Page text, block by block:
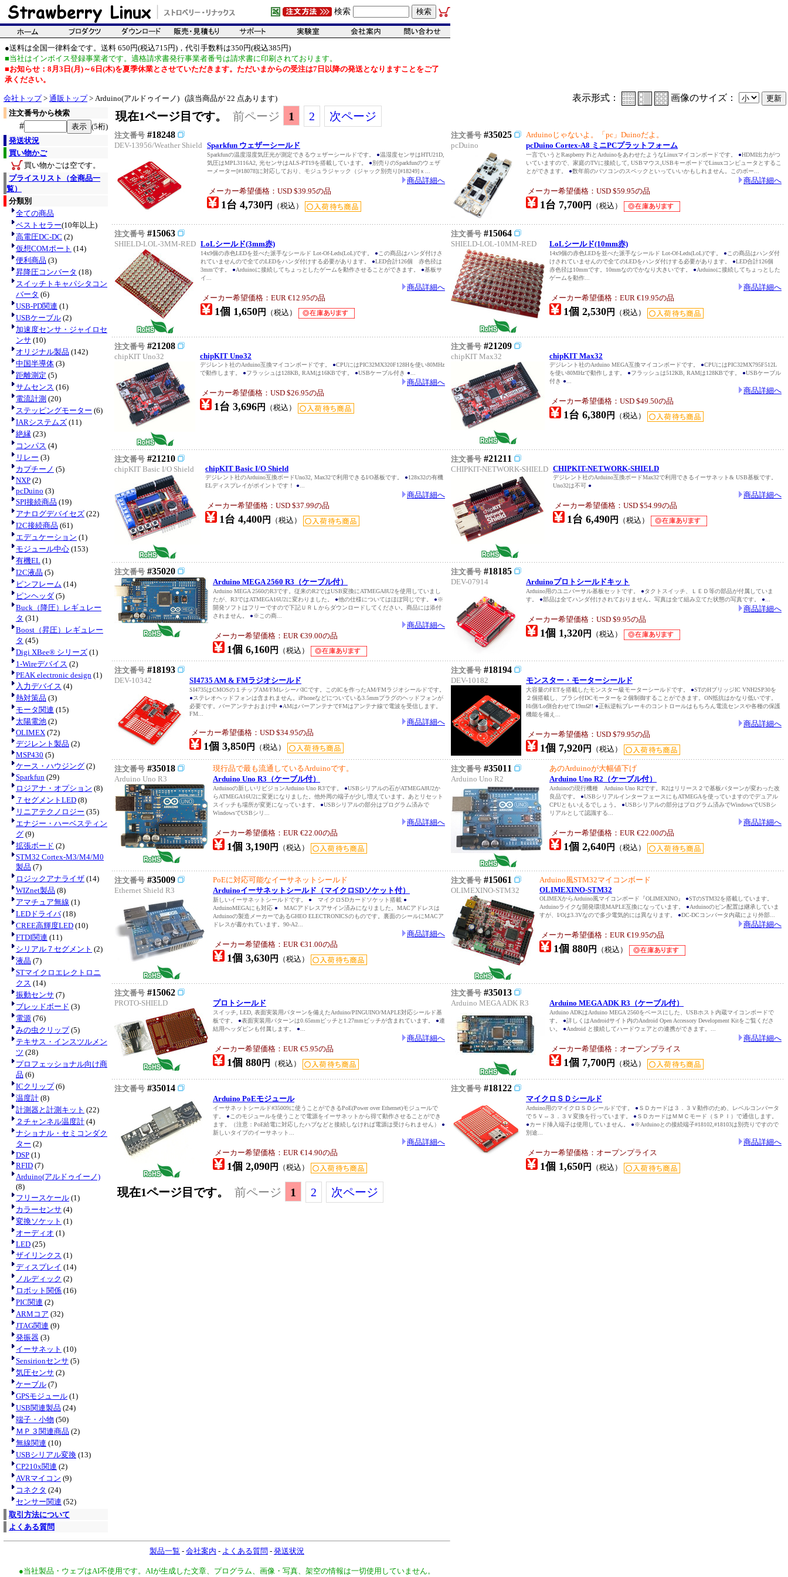
検索
●送料は全国一律料金です。送料 650円(税込715円)，代引手数料は350円(税込385円)
■当社はインボイス登録事業者です。適格請求書発行事業者番号は請求書に印刷されております。
■お知らせ：8月3日(月)～6日(木)を夏季休業とさせていただきます。ただいまからの受注は7日以降の発送となりますことをご了
承ください。
会社トップ> 通販トップ> Arduino(アルドゥイーノ) (該当商品が 22 点あります) 表示形式： 画像のサイズ：
注文番号から検索
#
(5桁)
発送状況
買い物かご
買い物かごは空です。
プライスリスト（全商品一
覧）
分類別
全ての商品
ベストセラー(10年以上)
高電圧DC-DC (2)
仮想COMポート (14)
便利商品 (3)
昇降圧コンバータ (18)
スイッチトキャパシタコン
バータ (6)
USB-PD関連 (1)
USBケーブル (2)
加速度センサ・ジャイロセ
ンサ (10)
オリジナル製品 (142)
中国半導体 (3)
距離測定 (5)
サムセンス (16)
電流計測 (20)
ステッピングモーター (6)
IARシステムズ (11)
絶縁 (23)
コンパス (4)
リレー (3)
カプチーノ (5)
NXP (2)
pcDuino (3)
SPI接続商品 (19)
アナログデバイセズ (22)
I2C接続商品 (61)
エデュケーション (1)
モジュール中心 (153)
有機EL (1)
I2C液晶 (5)
ピンフレーム (14)
ピンヘッダ (5)
Buck（降圧）レギュレー
タ (31)
Boost（昇圧）レギュレー
タ (45)
Digi XBee® シリーズ (1)
1-Wireデバイス (2)
PEAK electronic design (1)
入力デバイス (4)
熱対策品 (3)
モータ関連 (15)
太陽電池 (2)
OLIMEX (72)
デジレント製品 (2)
MSP430 (5)
ケース・ハウジング (2)
Sparkfun (29)
ロジアナ・オプション (8)
７セグメントLED (8)
リニアテクノロジー (35)
エナジー・ハーベスティン
グ (9)
拡張ボード (2)
STM32 Cortex-M3/M4/M0
製品 (7)
ロジックアナライザ (14)
WIZnet製品 (8)
アマチュア無線 (1)
LEDドライバ(18)
CREE高輝度LED (10)
FTDI関連 (11)
シリアル７セグメント (2)
液晶 (7)
STマイクロエレクトロニ
クス (14)
振動センサ (7)
ブレッドボード (3)
電源 (76)
みの虫クリップ(5)
テキサス・インスツルメン
ツ (28)
プロフェッショナル向け商
品 (6)
ICクリップ(6)
温度計 (8)
計測器と計測キット (22)
２チャンネル温度計 (4)
ナショナル・セミコンダク
ター (2)
DSP (1)
RFID (7)
Arduino(アルドゥイーノ)
(8)
フリースケール (1)
カラーセンサ (4)
変換ソケット (1)
オーディオ (1)
LED (25)
ザイリンクス (1)
ディスプレイ (14)
ノルディック (2)
ロボット関係 (16)
PIC関連 (2)
ARMコア (32)
JTAG関連 (9)
発振器 (3)
イーサネット (10)
Sensirionセンサ (5)
気圧センサ (2)
ケーブル (7)
GPSモジュール (1)
USB関連製品 (24)
端子・小物 (50)
ＭＰ３関連商品 (2)
無線関連 (10)
USBシリアル変換 (13)
CP210x関連 (2)
AVRマイコン (9)
コネクタ (24)
センサー関連 (52)
取引方法について
よくある質問
現在1ページ目です。 前ページ 1 2 次ページ
注文番号 #18248
DEV-13956/Weather Shield Sparkfun ウェザーシールド
Sparkfunの温度湿度気圧光が測定できるウェザーシールドです。 ●温湿度センサはHTU21D,
気圧はMPL3116A2, 光センサはALS-PT19を搭載しています。 ●別売りのSparkfunのウェザ
ーメーター[#18078]に対応しており、モジュラジャック（ジャック別売り[#18249]ｘ...
商品詳細へ
メーカー希望価格：USD $39.95の品
1台 4,730円 （税込）
注文番号 #35025
pcDuino
Arduinoじゃないよ。「pc」Duinoだよ。
pcDuino Cortex-A8 ミニPCプラットフォーム
一言でいうとRaspberry PiとArduinoをあわせたようなLinuxマイコンボードです。 ●HDMI出力がつ
いていますので、家庭のTVに接続して, USBマウス,USBキーボードでLinuxコンピュータとするこ
とができます。 ●数年前のパソコンのスペックといっていいかもしれません。このボー...
商品詳細へ
メーカー希望価格：USD $59.95の品
1台 7,700円 （税込）
注文番号 #15063
SHIELD-LOL-3MM-RED LoLシールド(3mm赤)
14x9個の赤色LEDを並べた派手なシールド Lot-Of-Leds(LoL)です。 ● この商品はハンダ付けさ
れていませんので全てのLEDをハンダ付けする必要があります。 ●LED合計126個 赤色径は
3mmです。 ●Arduinoに接続してちょっとしたゲームを動作させることができます。 ●基板サ
イ...
商品詳細へ
メーカー希望価格：EUR €12.95の品
1個 1,650円 （税込）
注文番号 #15064
SHIELD-LOL-10MM-RED LoLシールド(10mm赤)
14x9個の赤色LEDを並べた派手なシールド Lot-Of-Leds(LoL)です。 ● この商品はハンダ付
けされていませんので全てのLEDをハンダ付けする必要があります。 ●LED合計126個
赤色径は10mmです。10mmなのでかなり大きいです。 ●Arduinoに接続してちょっとした
ゲームを動作...
商品詳細へ
メーカー希望価格：EUR €19.95の品
1個 2,530円 （税込）
注文番号 #21208
chipKIT Uno32 chipKIT Uno32
デジレント社のArduino互換マイコンボードです。 ●CPUにはPIC32MX320F128Hを使い80MHz
で動作します。 ●フラッシュは128KB, RAMは16KBです。 ●USBケーブル付き ●
商品詳細へ
メーカー希望価格：USD $26.95の品
1台 3,696円 （税込）
注文番号 #21209
chipKIT Max32 chipKIT Max32
デジレント社のArduino MEGA互換マイコンボードです。 ●CPUにはPIC32MX795F512L
を使い80MHzで動作します。 ●フラッシュは512KB, RAMは128KBです。 ●USBケーブル
付き ●
商品詳細へ
メーカー希望価格：USD $49.50の品
1台 6,380円 （税込）
注文番号 #21210
chipKIT Basic I/O Shield chipKIT Basic I/O Shield
デジレント社のArduino互換ボードUno32, Max32で利用できるI/O基板です。 ●128x32の有機
ELディスプレイがポイントです！ ●
商品詳細へ
メーカー希望価格：USD $37.99の品
1台 4,400円 （税込）
注文番号 #21211
CHIPKIT-NETWORK-SHIELD CHIPKIT-NETWORK-SHIELD
デジレント社のArduino互換ボードMax32で利用できるイーサネット& USB基板です。
Uno32は不可 ●
商品詳細へ
メーカー希望価格：USD $54.99の品
1台 6,490円 （税込）
注文番号 #35020
Arduino MEGA 2560 R3（ケーブル付）
Arduino MEGA 2560のR3です。従来のR2ではUSB変換にATMEGA8U2を使用していまし
たが、R3ではATMEGA16U2に変わりました。 ●他の仕様についてはほぼ同じです。 ●※
開発ソフトはフリーですので下記ＵＲＬからダウンロードしてください。商品には添付
されません。 ●※この商...
商品詳細へ
メーカー希望価格：EUR €39.00の品
1個 6,160円 （税込）
注文番号 #18185
DEV-07914 Arduinoプロトシールドキット
Arduino用のユニバーサル基板セットです。 ●タクトスイッチ、ＬＥＤ等の部品が付属していま
す。 ●部品は全てハンダ付けされておりません。写真は全て組み立てた状態の写真です。 ●
商品詳細へ
メーカー希望価格：USD $9.95の品
1個 1,320円 （税込）
注文番号 #18193
DEV-10342 SI4735 AM & FMラジオシールド
SI4735はCMOSの１チップAM/FMレシーバICです。このICを作ったAM/FMラジオシールドです。
●ステレオヘッドフォンは含まれません。iPhoneなどについている3.5mmプラグのヘッドフォンが
必要です。バーアンテナおまけ中 ●AMはバーアンテナでFMはアンテナ線で電波を受信します。
FM...
商品詳細へ
メーカー希望価格：USD $34.95の品
1個 3,850円 （税込）
注文番号 #18194
DEV-10182 モンスター・モーターシールド
大容量のFETを搭載したモンスター級モーターシールドです。 ●STのHブリッジIC VNH2SP30を
２個搭載し、ブラシ付DCモーターを２個制御することができます。ON抵抗はかなり低いです。
Hi側/Lo側合わせて19mΩ!! ●正転逆転ブレーキのコントロールはもちろん電流センスや各種の保護
機能を備え...
商品詳細へ
メーカー希望価格：USD $79.95の品
1個 7,920円 （税込）
注文番号 #35018
Arduino Uno R3
現行品で最も流通しているArduinoです。
Arduino Uno R3（ケーブル付）
Arduinoの新しいリビジョンArduino Uno R3です。 ●USBシリアルの石がATMEGA8U2か
らATMEGA16U2に変更になりました。他外周の端子が少し増えています。あとリセット
スイッチも場所が変更になっています。 ●USBシリアルの部分はプログラム済みで
WindowsでUSBシリ...
商品詳細へ
メーカー希望価格：EUR €22.00の品
1個 3,190円 （税込）
注文番号 #35011
Arduino Uno R2
あのArduinoが大幅値下げ
Arduino Uno R2（ケーブル付）
Arduinoの現行機種 Arduino Uno R2です。R2はリリース２で基板パターンが変わった改
良品です。 ●USBシリアルインターフェースにもATMEGAを使っていますのでデュアル
CPUともいえるでしょう。 ●USBシリアルの部分はプログラム済みでWindowsでUSBシ
リアルとして認識する...
商品詳細へ
メーカー希望価格：EUR €22.00の品
1個 2,640円 （税込）
注文番号 #35009
Ethernet Shield R3
PoEに対応可能なイーサネットシールド
Arduinoイーサネットシールド（マイクロSDソケット付）
新しいイーサネットシールドです。 ● マイクロSDカードソケット搭載 ●
ArduinoMEGAにも対応 ● MACアドレスアサイン済みになりました。MACアドレスは
Arduinoの製造メーカーであるGHEO ELECTRONICSのものです。裏面のシールにMACア
ドレスが書かれています。90-A2...
商品詳細へ
メーカー希望価格：EUR €31.00の品
1個 3,630円 （税込）
注文番号 #15061
OLIMEXINO-STM32
Arduino風STM32マイコンボード
OLIMEXINO-STM32
OLIMEXからArduino風マイコンボード『OLIMEXINO』 ●STのSTM32を搭載しています。
Arduinoライクな開発環境MAPLE互換になっています。 ●Arduinoのピン配置は継承していま
すが、I/Oは3.3Vなので多少電気的には異なります。 ●DC-DCコンバータ内蔵により外部...
商品詳細へ
メーカー希望価格：EUR €19.95の品
1個 880円 （税込）
注文番号 #15062
PROTO-SHIELD プロトシールド
スイッチ, LED, 表面実装用パターンを備えたArduino/PINGUINO/MAPLE対応シールド基
板です。 ●表面実装用パターンは0.65mmピッチと1.27mmピッチが含まれています。 ●連
結用ヘッダピンも付属します。 ●
商品詳細へ
メーカー希望価格：EUR €5.95の品
1個 880円 （税込）
注文番号 #35013
Arduino MEGA ADK R3 Arduino MEGA ADK R3（ケーブル付）
Arduino ADKはArduino MEGA 2560をベースにした、USBホスト内蔵マイコンボードで
す。 ●詳しくはAndroidサイト内のAndroid Open Accessory Development Kitをご覧くださ
い。 ●Android と接続してハードウェアとの連携ができます。...
商品詳細へ
メーカー希望価格：オープンプライス
1個 7,700円 （税込）
注文番号 #35014
Arduino PoEモジュール
イーサネットシールド#35009に使うことができるPoE(Power over Ethernet)モジュールで
す。 ● このモジュールを使うことで電源をイーサネットから得て動作させることができ
ます。（注意：PoE給電に対応したハブなどと接続しなければ電源は受けられません） ●
新しいタイプのイーサネット...
商品詳細へ
メーカー希望価格：EUR €14.90の品
1個 2,090円 （税込）
注文番号 #18122
マイクロＳＤシールド
Arduino用のマイクロＳＤシールドです。 ● ＳＤカードは３．３Ｖ動作のため、レベルコンバータ
で５Ｖ⇔３．３Ｖ変換を行っています。 ● ＳＤカードはＭＭＣモード（ＳＰＩ）で通信します。
●カード挿入端子は使用していません。 ●※Arduinoとの接続端子#18102,#18103は別売りですので
別途...
商品詳細へ
メーカー希望価格：オープンプライス
1個 1,650円 （税込）
現在1ページ目です。 前ページ 1 2 次ページ
製品一覧 - 会社案内 - よくある質問 - 発送状況
●当社製品・ウェブはAI不使用です。AIが生成した文章、プログラム、画像・写真、架空の情報は一切使用していません。